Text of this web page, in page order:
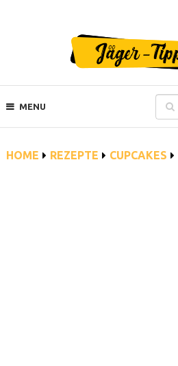
MENU
HOME REZEPTE CUPCAKES